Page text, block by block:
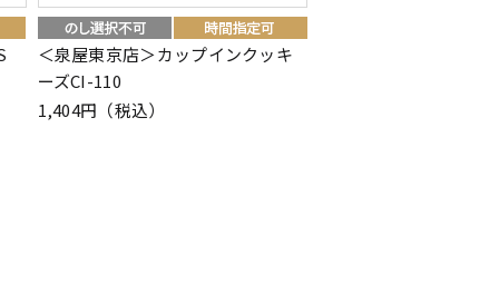
＜泉屋東京店＞カップインクッキ
ーズCI-110
1,404円（税込）